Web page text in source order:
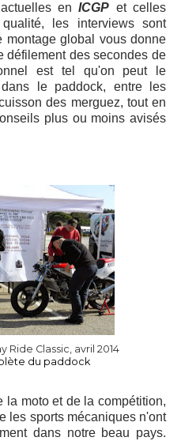
actuelles enICGP et celles
les interviews sont
montage global vous donne
défilement des secondes de
est tel qu'on peut le
le paddock, entre les
des merguez, tout en
plus ou moins avisés
Ride Classic, avril 2014
du paddock
la moto et de la compétition,
les sports mécaniques n'ont
dans notre beau pays.